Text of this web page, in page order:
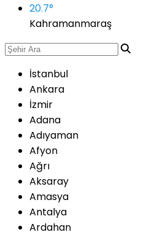
20.7°
Kahramanmaraş
İstanbul
Ankara
İzmir
Adana
Adıyaman
Afyon
Ağrı
Aksaray
Amasya
Antalya
Ardahan